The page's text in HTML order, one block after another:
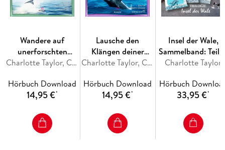
Wandere auf
unerforschten
Pfaden
Charlotte Taylor, Charlotte McGregor
Hörbuch Download
14,95 €*
Lausche den
Klängen deiner
Seele
Charlotte Taylor, Charlotte McGregor
Hörbuch Download
14,95 €*
Insel der Wale,
Sammelband: Teil
3
Charlotte Taylor
Hörbuch
33,95 €*